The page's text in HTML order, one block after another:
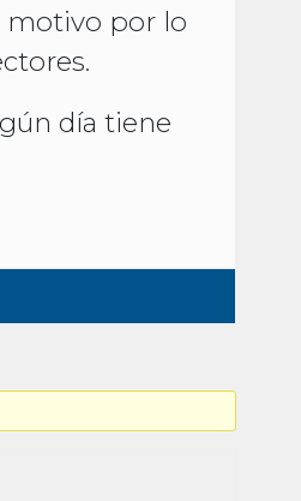
motivo por lo
día tiene